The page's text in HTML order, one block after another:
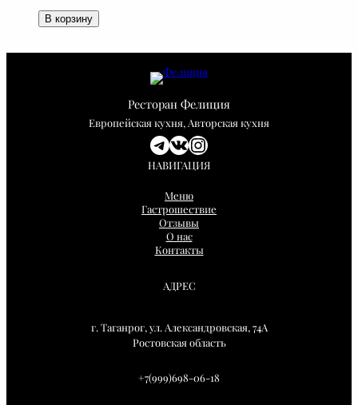
В корзину
Ресторан Фелиция
Европейская кухня, Авторская кухня
TelegramВКонтакте Instagram
НАВИГАЦИЯ
Меню
Гастрошествие
Отзывы
О нас
Контакты
АДРЕС
г. Таганрог, ул. Александровская, 74А
Ростовская область
+7(999)698-06-18